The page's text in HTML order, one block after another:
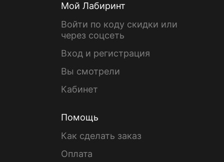
Мой Лабиринт
Войти по коду скидки или
через соцсеть
Вход и регистрация
Вы смотрели
Кабинет
Помощь
Как сделать заказ
Оплата